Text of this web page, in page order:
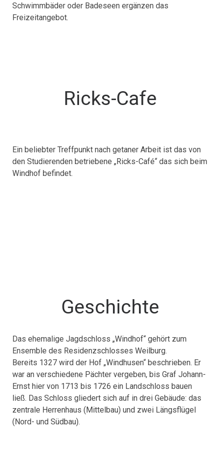
Schwimmbäder oder Badeseen ergänzen das
Freizeitangebot.
Ricks-Cafe
Ein beliebter Treffpunkt nach getaner Arbeit ist das von
den Studierenden betriebene „Ricks-Café“ das sich beim
Windhof befindet.
Geschichte
Das ehemalige Jagdschloss „Windhof“ gehört zum
Ensemble des Residenzschlosses Weilburg.
Bereits 1327 wird der Hof „Windhusen“ beschrieben. Er
war an verschiedene Pächter vergeben, bis Graf Johann-
Ernst hier von 1713 bis 1726 ein Landschloss bauen
ließ. Das Schloss gliedert sich auf in drei Gebäude: das
zentrale Herrenhaus (Mittelbau) und zwei Längsflügel
(Nord- und Südbau).